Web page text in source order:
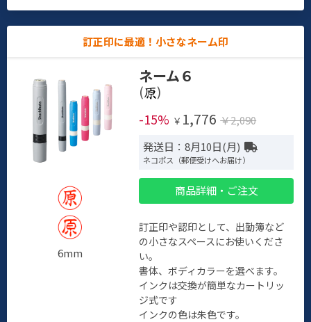
訂正印に最適！小さなネーム印
6mm
ネーム６
(
)
-15% ￥ 1,776 ￥2,090
発送日：8月10日(月)
ネコポス（郵便受けへお届け）
商品詳細・ご注文
訂正印や認印として、出勤簿など
の小さなスペースにお使いくださ
い。
書体、ボディカラーを選べます。
インクは交換が簡単なカートリッ
ジ式です
インクの色は朱色です。